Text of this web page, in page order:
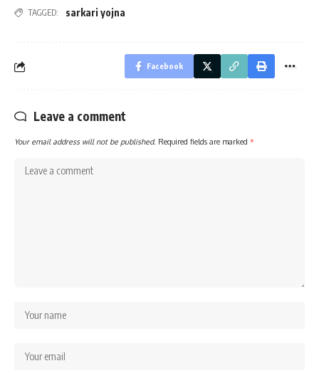
TAGGED: sarkari yojna
Facebook
Leave a comment
Your email address will not be published. Required fields are marked *